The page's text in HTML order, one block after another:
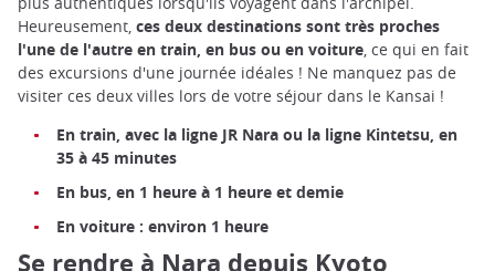
Heureusement, ces deux destinations sont très proches
l'une de l'autre en train, en bus ou en voiture, ce qui en fait
des excursions d'une journée idéales ! Ne manquez pas de
visiter ces deux villes lors de votre séjour dans le Kansai !
En train, avec la ligne JR Nara ou la ligne Kintetsu, en
35 à 45 minutes
En bus, en 1 heure à 1 heure et demie
En voiture : environ 1 heure
Se rendre à Nara depuis Kyoto